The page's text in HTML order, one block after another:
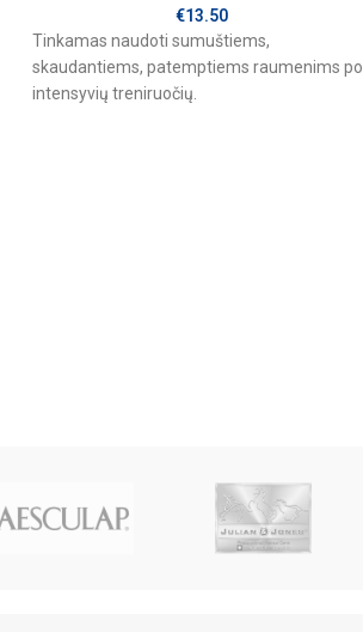
€13.50
Tinkamas naudoti sumuštiems,
skaudantiems, patemptiems raumenims po
intensyvių treniruočių.